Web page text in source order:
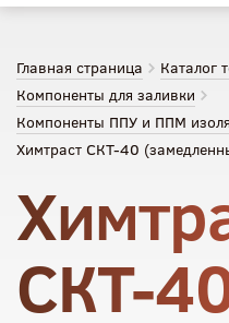
Главная страница
Каталог
Компоненты для заливки
Компоненты ППУ и ППМ
Химтраст СКТ-40
СКТ-